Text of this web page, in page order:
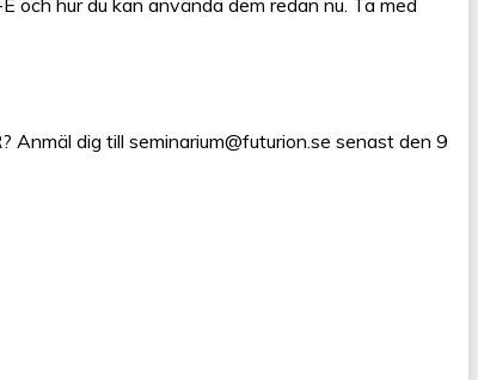
hur du kan använda dem redan nu. Ta med
dig till seminarium@futurion.se senast den 9